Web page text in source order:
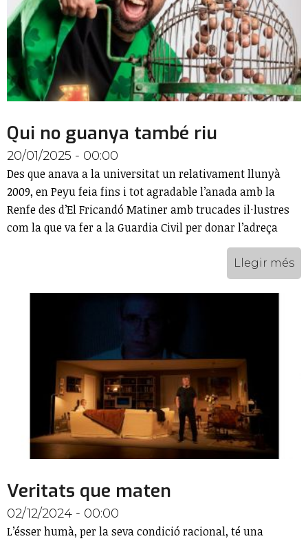
Qui no guanya també riu
20/01/2025 - 00:00
Des que anava a la universitat un relativament llunyà
2009, en Peyu feia fins i tot agradable l’anada amb la
Renfe des d’El Fricandó Matiner amb trucades il·lustres
com la que va fer a la Guardia Civil per donar l’adreça
Llegir més
Veritats que maten
02/12/2024 - 00:00
L’ésser humà, per la seva condició racional, té una